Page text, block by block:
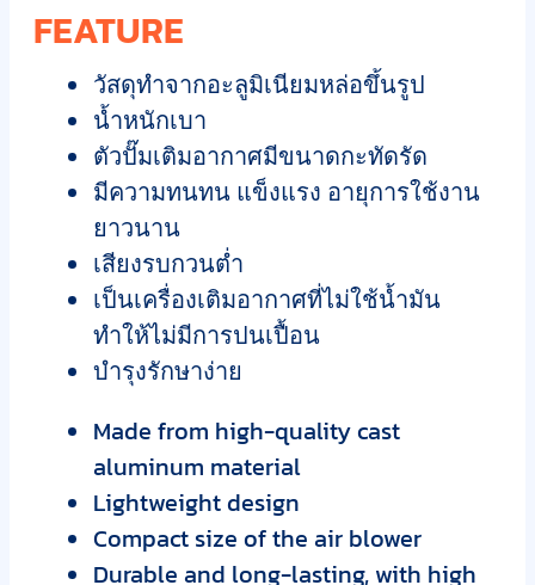
FEATURE
วัสดุทำจากอะลูมิเนียมหล่อขึ้นรูป
น้ำหนักเบา
ตัวปั๊มเติมอากาศมีขนาดกะทัดรัด
มีความทนทน แข็งแรง อายุการใช้งาน
ยาวนาน
เสียงรบกวนต่ำ
เป็นเครื่องเติมอากาศที่ไม่ใช้น้ำมัน
ทำให้ไม่มีการปนเปื้อน
บำรุงรักษาง่าย
Made from high-quality cast
aluminum material
Lightweight design
Compact size of the air blower
Durable and long-lasting, with high